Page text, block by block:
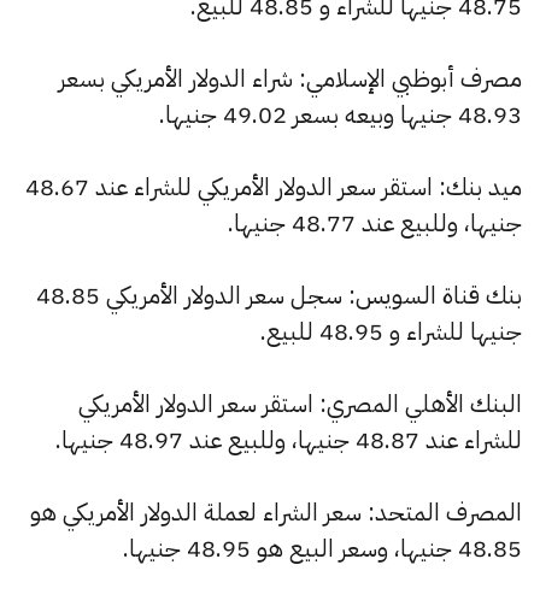
مصرف أبوظبي الإسلامي: شراء الدولار الأمريكي بسعر
48.93 جنيها وبيعه بسعر 49.02 جنيها.
ميد بنك: استقر سعر الدولار الأمريكي للشراء عند 48.67
جنيها، وللبيع عند 48.77 جنيها.
بنك قناة السويس: سجل سعر الدولار الأمريكي 48.85
جنيها للشراء و 48.95 للبيع.
البنك الأهلي المصري: استقر سعر الدولار الأمريكي
للشراء عند 48.87 جنيها، وللبيع عند 48.97 جنيها.
المصرف المتحد: سعر الشراء لعملة الدولار الأمريكي هو
48.85 جنيها، وسعر البيع هو 48.95 جنيها.